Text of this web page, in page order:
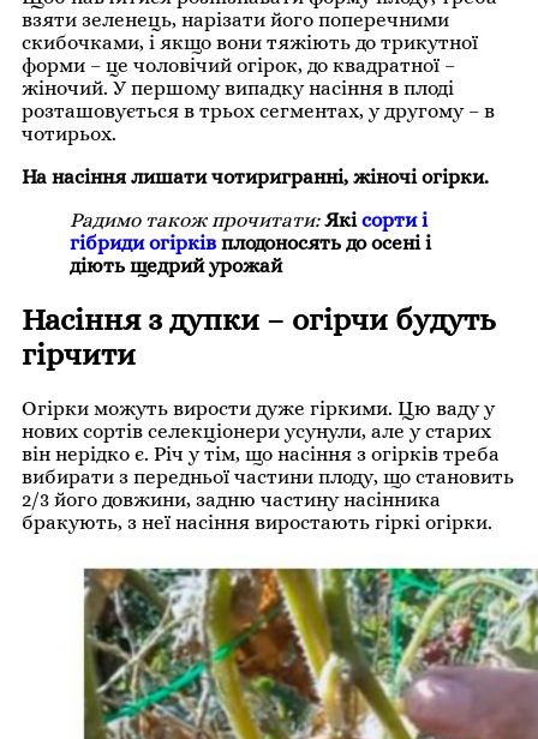
взяти зеленець, нарізати його поперечними
скибочками, і якщо вони тяжіють до трикутної
форми – це чоловічий огірок, до квадратної –
жіночий. У першому випадку насіння в плоді
розташовується в трьох сегментах, у другому – в
чотирьох.
На насіння лишати чотиригранні, жіночі огірки.
Радимо також прочитати: Які сорти і
гібриди огірків плодоносять до осені і
діють щедрий урожай
Насіння з дупки – огірчи будуть
гірчити
Огірки можуть вирости дуже гіркими. Цю ваду у
нових сортів селекціонери усунули, але у старих
він нерідко є. Річ у тім, що насіння з огірків треба
вибирати з передньої частини плоду, що становить
2/3 його довжини, задню частину насінника
бракують, з неї насіння виростають гіркі огірки.